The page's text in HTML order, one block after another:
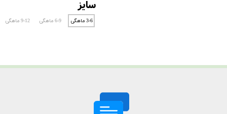
سایز
3-6 ماهگی 6-9 ماهگی 9-12 ماهگی